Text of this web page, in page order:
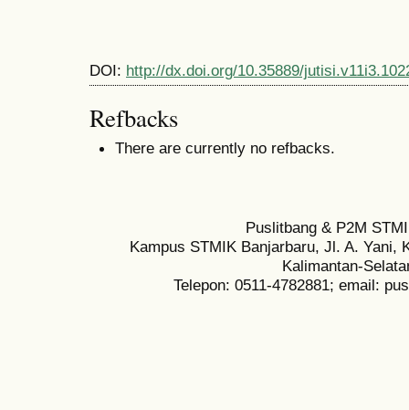
DOI: http://dx.doi.org/10.35889/
Refbacks
There are currently no refbacks.
Puslitbang & P2M
Kampus STMIK Banjarbaru, Jl. A. Yani,
Kalimantan-
Telepon: 0511-4782881; email: